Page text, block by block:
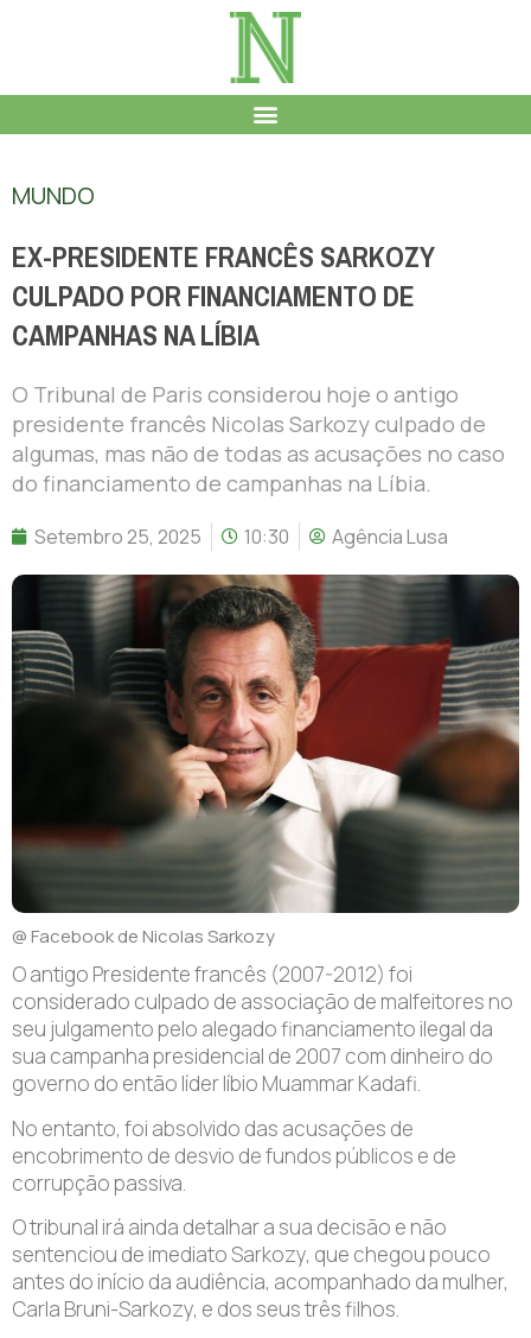
MUNDO
EX-PRESIDENTE FRANCÊS SARKOZY
CULPADO POR FINANCIAMENTO DE
CAMPANHAS NA LÍBIA
O Tribunal de Paris considerou hoje o antigo
presidente francês Nicolas Sarkozy culpado de
algumas, mas não de todas as acusações no caso
do financiamento de campanhas na Líbia.
Setembro 25, 2025 10:30 Agência Lusa
@ Facebook de Nicolas Sarkozy
O antigo Presidente francês (2007-2012) foi
considerado culpado de associação de malfeitores no
seu julgamento pelo alegado financiamento ilegal da
sua campanha presidencial de 2007 com dinheiro do
governo do então líder líbio Muammar Kadafi.
No entanto, foi absolvido das acusações de
encobrimento de desvio de fundos públicos e de
corrupção passiva.
O tribunal irá ainda detalhar a sua decisão e não
sentenciou de imediato Sarkozy, que chegou pouco
antes do início da audiência, acompanhado da mulher,
Carla Bruni-Sarkozy, e dos seus três filhos.